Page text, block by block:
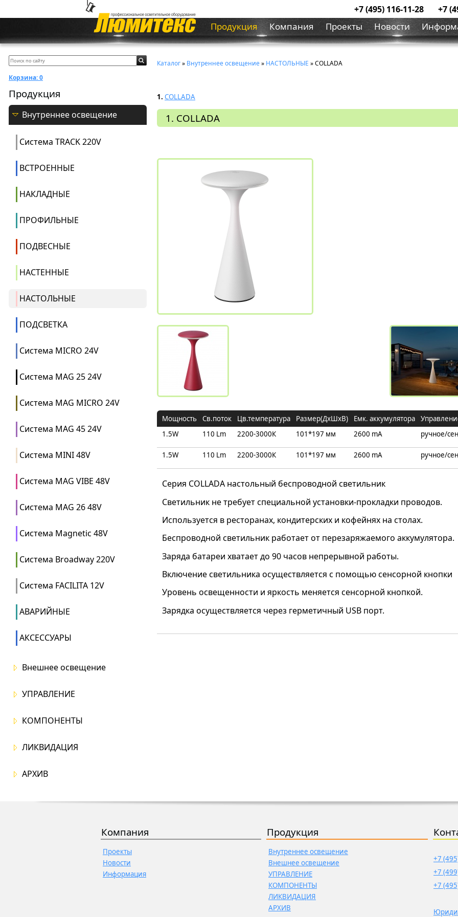
+7 (495) 116-11-28 +7
Продукция Компания Проекты Новости
Корзина:0
Продукция
Внутреннее освещение
Система ТRACK 220V
ВСТРОЕННЫЕ
НАКЛАДНЫЕ
ПРОФИЛЬНЫЕ
ПОДВЕСНЫЕ
НАСТЕННЫЕ
НАСТОЛЬНЫЕ
ПОДСВЕТКА
Система MICRO 24V
Система MAG 25 24V
Система MAG MICRO 24V
Система MAG 45 24V
Система MINI 48V
Система MAG VIBE 48V
Система MAG 26 48V
Система Magnetic 48V
Система Broadway 220V
Система FACILITA 12V
АВАРИЙНЫЕ
АКСЕССУАРЫ
Внешнее освещение
УПРАВЛЕНИЕ
КОМПОНЕНТЫ
ЛИКВИДАЦИЯ
АРХИВ
Каталог» Внутреннее освещение» НАСТОЛЬНЫЕ » COLLADA
1. COLLADA
1. COLLADA
Мощность Св.поток Цв.температура Размер(ДхШхВ) Емк. аккумулятора
1.5W
110 Lm 2200-3000К 101*197 мм 2600 mA ручное/
1.5W 110 Lm 2200-3000К 101*197 мм 2600 mA ручное/
Серия COLLADA настольный беспроводной светильник
Светильник не требует специальной установки-прокладки проводов.
Используется в ресторанах, кондитерских и кофейнях на столах.
Беспроводной светильник работает от перезаряжаемого аккумулятора.
Заряда батареи хватает до 90 часов непрерывной работы.
Включение светильника осуществляется с помощью сенсорной кнопки
Уровень освещенности и яркость меняется сенсорной кнопкой.
Зарядка осуществляется через герметичный USB порт.
Компания Продукция
Проекты
Новости
Информация
Внутреннее освещение
Внешнее освещение
УПРАВЛЕНИЕ
КОМПОНЕНТЫ
ЛИКВИДАЦИЯ
АРХИВ
+7
+7
+7